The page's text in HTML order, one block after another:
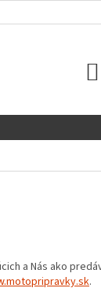
a Nás ako
.